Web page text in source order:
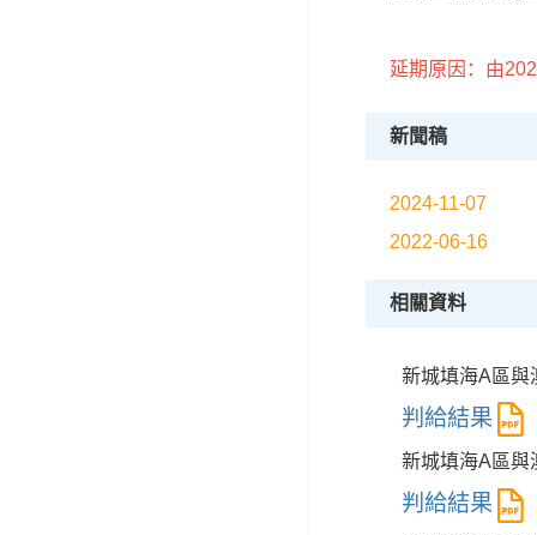
延期原因：由
新聞稿
2024-11-07
2022-06-16
相關資料
新城填海A區與
判給結果
新城填海A區與
判給結果